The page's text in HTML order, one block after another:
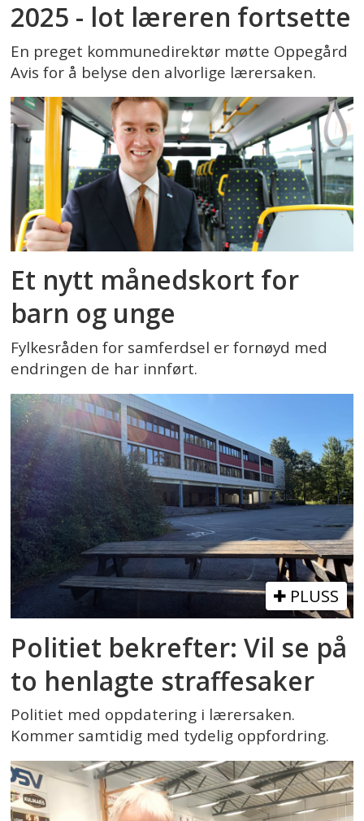
2025 - lot læreren fortsette
En preget kommunedirektør møtte Oppegård
Avis for å belyse den alvorlige lærersaken.
Et nytt månedskort for
barn og unge
Fylkesråden for samferdsel er fornøyd med
endringen de har innført.
PLUSS
Politiet bekrefter: Vil se på
to henlagte straffesaker
Politiet med oppdatering i lærersaken.
Kommer samtidig med tydelig oppfordring.